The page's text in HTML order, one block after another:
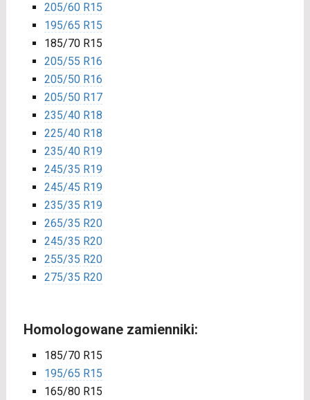
205/60 R15
195/65 R15
185/70 R15
205/55 R16
205/50 R16
205/50 R17
235/40 R18
225/40 R18
235/40 R19
245/35 R19
245/45 R19
235/35 R19
265/35 R20
245/35 R20
255/35 R20
275/35 R20
Homologowane zamienniki:
185/70 R15
195/65 R15
165/80 R15